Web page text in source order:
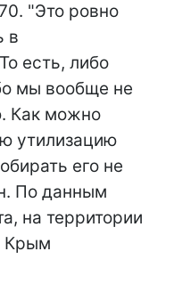
"Это ровно
в
есть, либо
мы вообще не
Как можно
утилизацию
его не
По данным
на территории
Крым